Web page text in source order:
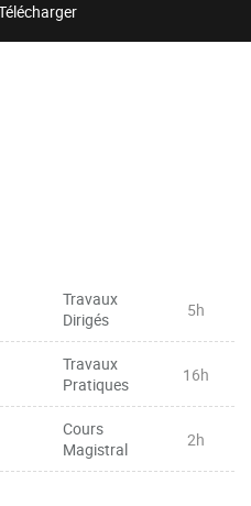
Travaux
Dirigés
5h
Travaux
Pratiques
16h
Cours
Magistral
2h